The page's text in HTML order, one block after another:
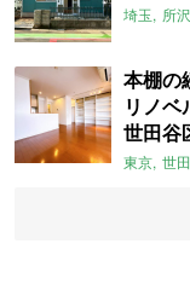
埼玉 所
本棚の
リノ
世田谷
東京 世